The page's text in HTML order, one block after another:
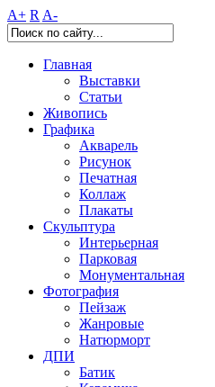
A+ R A-
Главная
Выставки
Статьи
Живопись
Графика
Акварель
Рисунок
Печатная
Коллаж
Плакаты
Скульптура
Интерьерная
Парковая
Монументальная
Фотография
Пейзаж
Жанровые
Натюрморт
ДПИ
Батик